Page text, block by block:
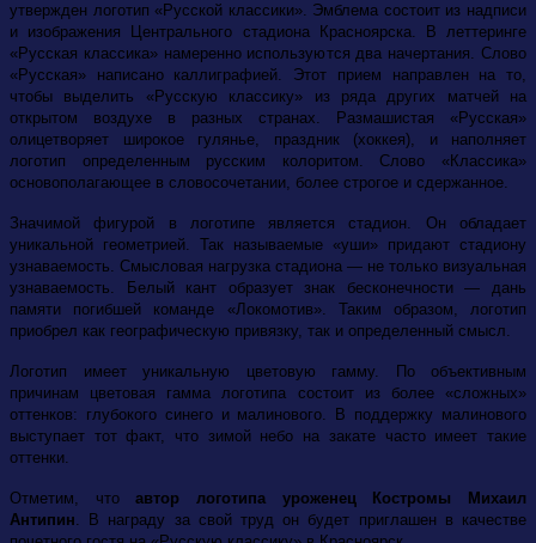
утвержден логотип «Русской классики». Эмблема состоит из надписи
и изображения Центрального стадиона Красноярска. В леттеринге
«Русская классика» намеренно используются два начертания. Слово
«Русская» написано каллиграфией. Этот прием направлен на то,
чтобы выделить «Русскую классику» из ряда других матчей на
открытом воздухе в разных странах. Размашистая «Русская»
олицетворяет широкое гулянье, праздник (хоккея), и наполняет
логотип определенным русским колоритом. Слово «Классика»
основополагающее в словосочетании, более строгое и сдержанное.
Значимой фигурой в логотипе является стадион. Он обладает
уникальной геометрией. Так называемые «уши» придают стадиону
узнаваемость. Смысловая нагрузка стадиона — не только визуальная
узнаваемость. Белый кант образует знак бесконечности — дань
памяти погибшей команде «Локомотив». Таким образом, логотип
приобрел как географическую привязку, так и определенный смысл.
Логотип имеет уникальную цветовую гамму. По объективным
причинам цветовая гамма логотипа состоит из более «сложных»
оттенков: глубокого синего и малинового. В поддержку малинового
выступает тот факт, что зимой небо на закате часто имеет такие
оттенки.
Отметим, чтоавтор логотипа уроженец Костромы Михаил
Антипин. В награду за свой труд он будет приглашен в качестве